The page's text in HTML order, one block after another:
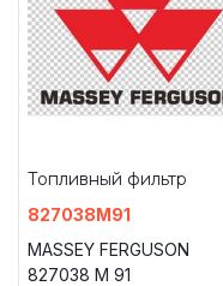
Топливный фильтр
827038M91
MASSEY FERGUSON
827038 M 91